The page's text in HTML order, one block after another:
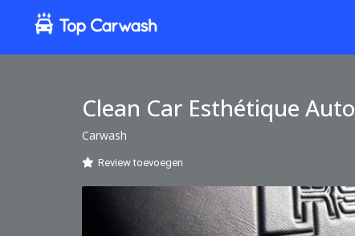
Clean Car Esthétique Auto
Carwash
Review toevoegen